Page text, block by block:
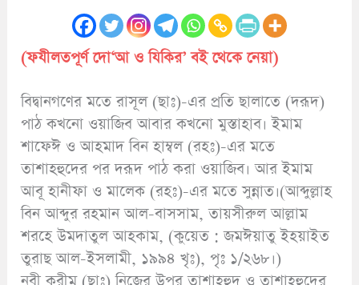
(ফযীলতপূর্ণ দো‘আ ও যিকির’ বই থেকে নেয়া)
বিদ্বানগণের মতে রাসূল (ছাঃ)-এর প্রতি ছালাতে (দরূদ)
পাঠ কখনো ওয়াজিব আবার কখনো মুস্তাহাব। ইমাম
শাফেঈ ও আহমাদ বিন হাম্বল (রহঃ)-এর মতে
তাশাহহুদের পর দরূদ পাঠ করা ওয়াজিব। আর ইমাম
আবূ হানীফা ও মালেক (রহঃ)-এর মতে সুন্নাত।(আব্দুল্লাহ
বিন আব্দুর রহমান আল-বাসসাম, তায়সীরুল আল্লাম
শরহে উমদাতুল আহকাম, (কুয়েত : জমঈয়াতু ইহয়াইত
তুরাছ আল-ইসলামী, ১৯৯৪ খৃঃ), পৃঃ ১/২৬৮।)